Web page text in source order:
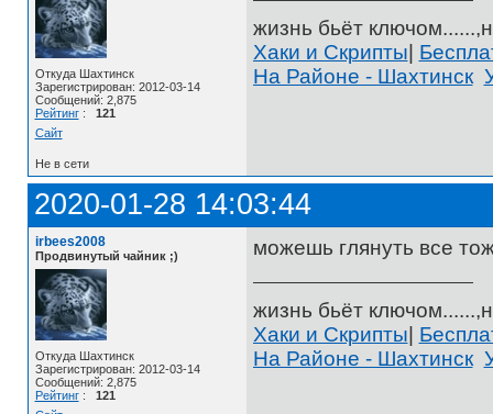
Откуда Шахтинск
Зарегистрирован: 2012-03-14
Сообщений: 2,875
Рейтинг: 121
Сайт
жизнь бьёт
Хаки и Скрипты|
На Районе - Шахтинск
Не в сети
2020-01-28 14:03:44
irbees2008
Продвинутый чайник ;)
Откуда Шахтинск
Зарегистрирован: 2012-03-14
Сообщений: 2,875
Рейтинг: 121
можешь глянуть все
жизнь бьёт
Хаки и Скрипты|
На Районе - Шахтинск